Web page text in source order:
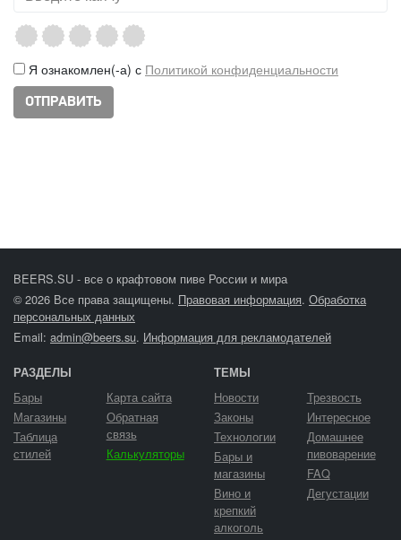
Я ознакомлен(-а) с Политикой конфиденциальности
BEERS.SU - все о крафтовом пиве России и мира
© 2026 Все права защищены. Правовая информация. Обработка
персональных данных
Email: admin@beers.su. Информация для рекламодателей
РАЗДЕЛЫ
Бары
Магазины
Таблица
стилей
Карта сайта
Обратная
связь
Калькуляторы
ТЕМЫ
Новости
Законы
Технологии
Бары и
магазины
Вино и
крепкий
алкоголь
Трезвость
Интересное
Домашнее
пивоварение
FAQ
Дегустации